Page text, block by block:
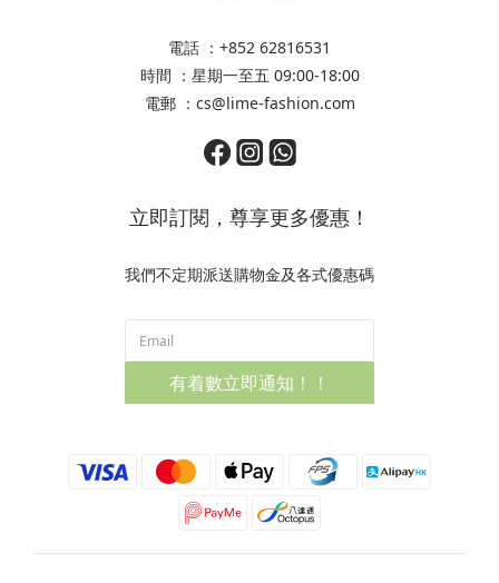
電話 ：+852 62816531
時間 ：星期一至五 09:00-18:00
電郵 ：cs@lime-fashion.com
立即訂閱，尊享更多優惠！
我們不定期派送購物金及各式優惠碼
有着數立即通知！！